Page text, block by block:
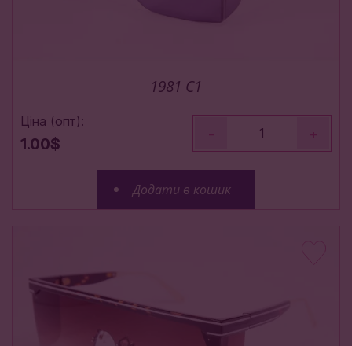
1981 C1
Ціна (опт):
1.00$
- +
Додати в кошик